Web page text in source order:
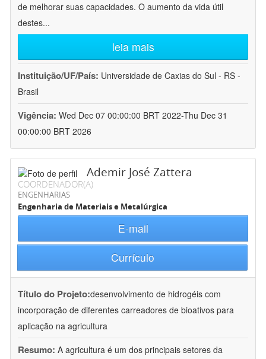
de melhorar suas capacidades. O aumento da vida útil
destes...
leia mais
Instituição/UF/País: Universidade de Caxias do Sul - RS -
Brasil
Vigência: Wed Dec 07 00:00:00 BRT 2022-Thu Dec 31
00:00:00 BRT 2026
Ademir José Zattera
COORDENADOR(A)
ENGENHARIAS
Engenharia de Materiais e Metalúrgica
E-mail
Currículo
Título do Projeto:desenvolvimento de hidrogéis com
incorporação de diferentes carreadores de bioativos para
aplicação na agricultura
Resumo: A agricultura é um dos principais setores da